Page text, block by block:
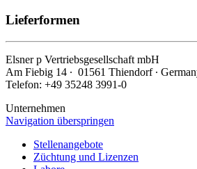
Lieferformen
Elsnerp Vertriebsgesellschaft mbH
Am Fiebig 14 ∙ 01561 Thiendorf ∙
Telefon: +49 35248 3991-0
Unternehmen
Navigation überspringen
Stellenangebote
Züchtung und Lizenzen